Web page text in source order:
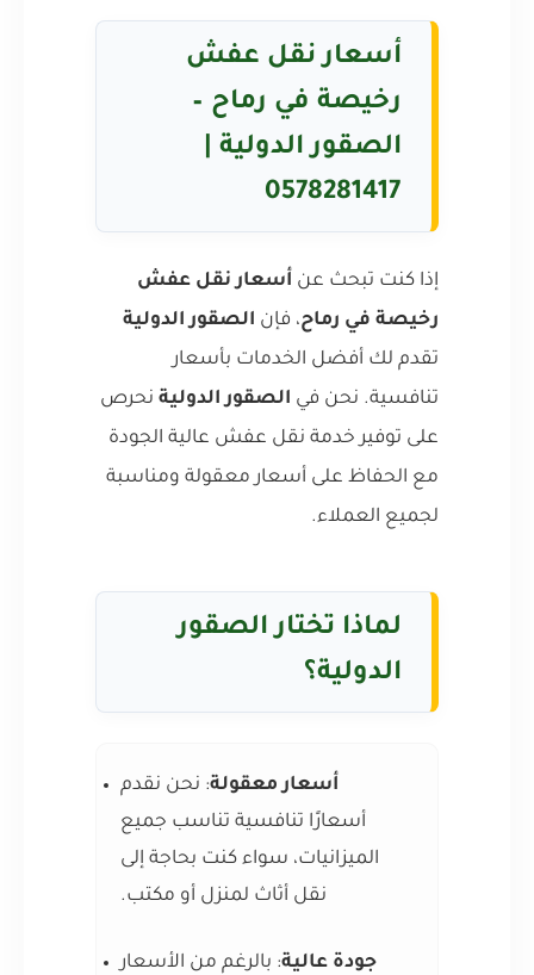
أسعار نقل عفش
رخيصة في رماح –
الصقور الدولية |
0578281417
إذا كنت تبحث عن أسعار نقل عفش
رخيصة في رماح، فإن الصقور الدولية
تقدم لك أفضل الخدمات بأسعار
تنافسية. نحن في الصقور الدولية نحرص
على توفير خدمة نقل عفش عالية الجودة
مع الحفاظ على أسعار معقولة ومناسبة
لجميع العملاء.
لماذا تختار الصقور
الدولية؟
أسعار معقولة: نحن نقدم
أسعارًا تنافسية تناسب جميع
الميزانيات، سواء كنت بحاجة إلى
نقل أثاث لمنزل أو مكتب.
جودة عالية: بالرغم من الأسعار